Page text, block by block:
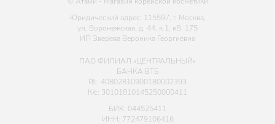
Юридический адрес: 115597, г. Москва,
ул. Воронежская, д. 44, к 1, кВ. 175
ИП Зверева Вероника Георгиевна
ПАО ФИЛИАЛ «ЦЕНТРАЛЬНЫЙ»
БАНКА ВТБ
Р/с: 40802810900180002393
К/с: 30101810145250000411
БИК: 044525411
ИНН: 772479106416